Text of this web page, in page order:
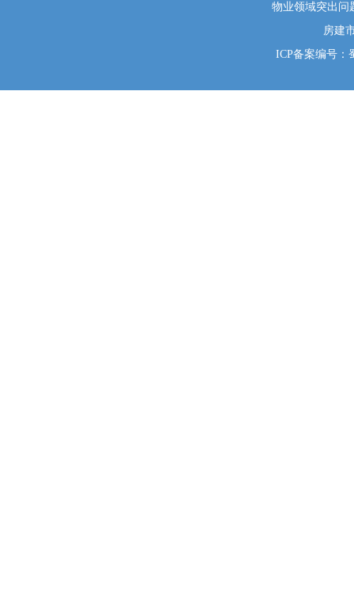
物业领域突出问
房建
ICP备案编号：